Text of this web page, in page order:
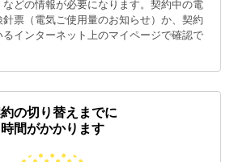
などの情報が必要になります。契約中の電
票（電気ご使用量のお知らせ）か、契約
インターネット上のマイページで確認で
の切り替えまでに
時間がかかります